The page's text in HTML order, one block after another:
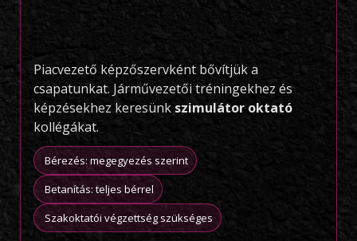
Piacvezető képzőszervként bővítjük a
csapatunkat. Járművezetői tréningekhez és
képzésekhez keresünk szimulátor oktató
kollégákat.
Bérezés: megegyezés szerint
Betanítás: teljes bérrel
Szakoktatói végzettség szükséges